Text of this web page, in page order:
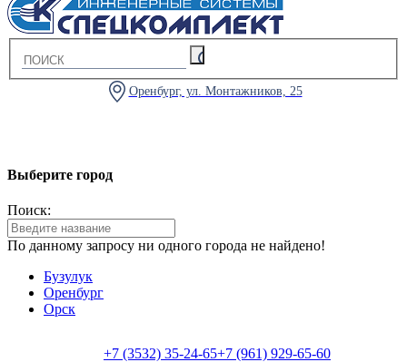
Оренбург, ул. Монтажников, 25
Выберите город
Поиск:
По данному запросу ни одного города не найдено!
Бузулук
Оренбург
Орск
+7 (3532) 35-24-65+7 (961) 929-65-60